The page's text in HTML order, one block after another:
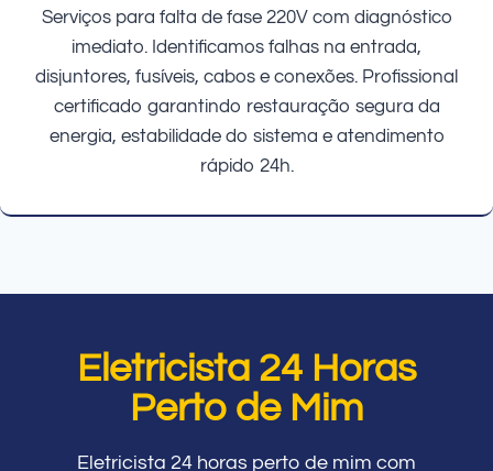
Serviços para falta de fase 220V com diagnóstico
imediato. Identificamos falhas na entrada,
disjuntores, fusíveis, cabos e conexões. Profissional
certificado garantindo restauração segura da
energia, estabilidade do sistema e atendimento
rápido 24h.
Eletricista 24 Horas
Perto de Mim
Eletricista 24 horas perto de mim com